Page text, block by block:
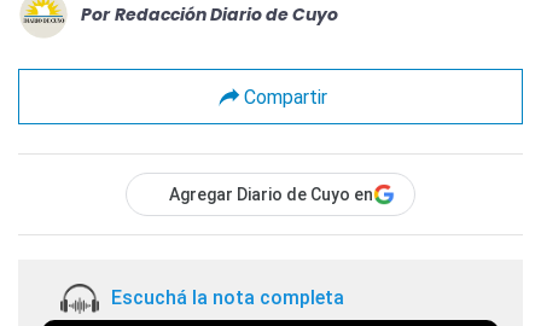
Por Redacción Diario de Cuyo
Compartir
Agregar Diario de Cuyo en
Escuchá la nota completa